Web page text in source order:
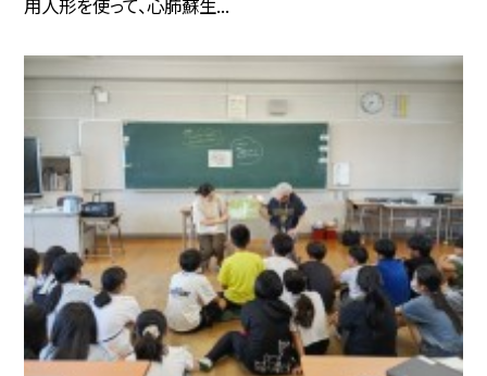
用人形を使って、心肺蘇生...